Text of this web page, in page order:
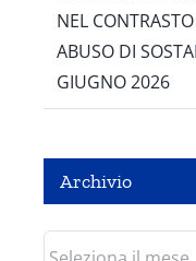
NEL
ABUSO DI
GIUGNO 2026
Archivio
Archivio